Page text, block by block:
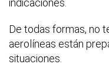
indicaciones.
De todas formas, no
aerolíneas están
situaciones.